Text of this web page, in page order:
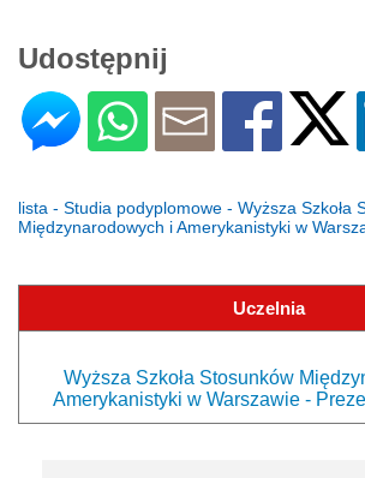
Udostępnij
lista - Studia podyplomowe - Wyższa Szkoła
Międzynarodowych i Amerykanistyki w
Uczelnia
Wyższa Szkoła Stosunków
Amerykanistyki w Warszawie -